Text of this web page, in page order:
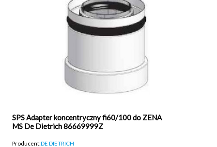
SPS Adapter koncentryczny fi60/100 do ZENA
MS De Dietrich 86669999Z
Producent:DE DIETRICH